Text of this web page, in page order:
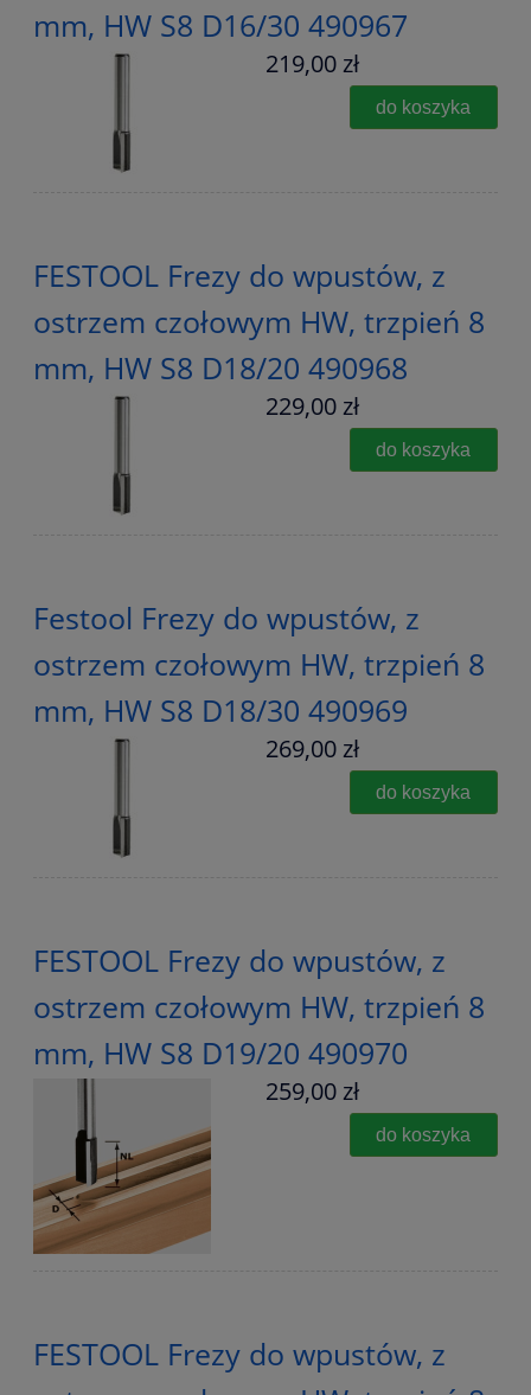
mm, HW S8 D16/30 490967
219,00 zł
do koszyka
FESTOOL Frezy do wpustów, z
ostrzem czołowym HW, trzpień 8
mm, HW S8 D18/20 490968
229,00 zł
do koszyka
Festool Frezy do wpustów, z
ostrzem czołowym HW, trzpień 8
mm, HW S8 D18/30 490969
269,00 zł
do koszyka
FESTOOL Frezy do wpustów, z
ostrzem czołowym HW, trzpień 8
mm, HW S8 D19/20 490970
259,00 zł
do koszyka
FESTOOL Frezy do wpustów, z